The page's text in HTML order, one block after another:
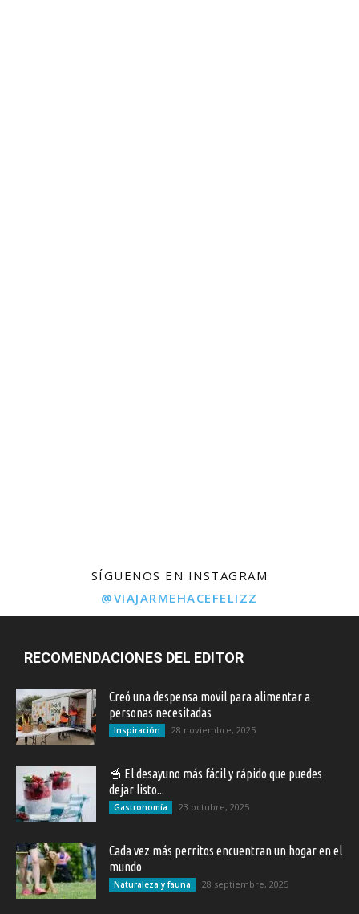
SÍGUENOS EN INSTAGRAM
@VIAJARMEHACEFELIZZ
RECOMENDACIONES DEL EDITOR
Creó una despensa movil para alimentar a
personas necesitadas
Inspiración 28 noviembre, 2025
🥣 El desayuno más fácil y rápido que puedes
dejar listo...
Gastronomía 23 octubre, 2025
Cada vez más perritos encuentran un hogar en el
mundo
Naturaleza y fauna 28 septiembre, 2025